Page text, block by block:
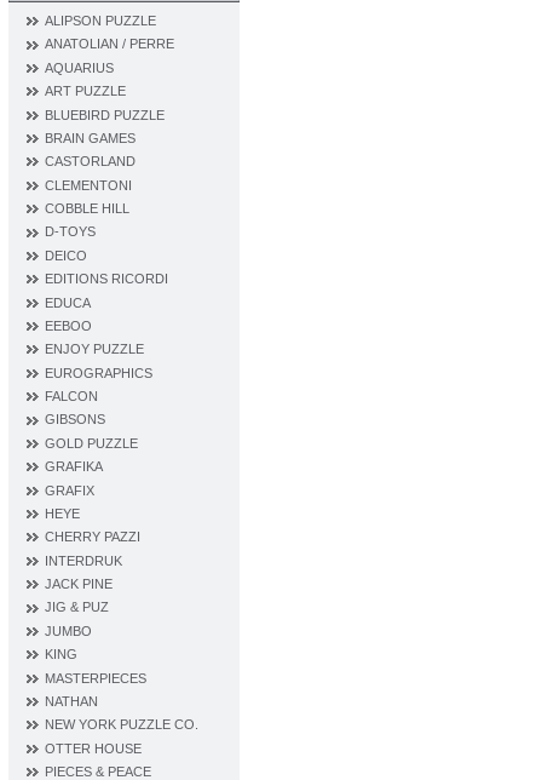
ALIPSON PUZZLE
ANATOLIAN / PERRE
AQUARIUS
ART PUZZLE
BLUEBIRD PUZZLE
BRAIN GAMES
CASTORLAND
CLEMENTONI
COBBLE HILL
D‐TOYS
DEICO
EDITIONS RICORDI
EDUCA
EEBOO
ENJOY PUZZLE
EUROGRAPHICS
FALCON
GIBSONS
GOLD PUZZLE
GRAFIKA
GRAFIX
HEYE
CHERRY PAZZI
INTERDRUK
JACK PINE
JIG & PUZ
JUMBO
KING
MASTERPIECES
NATHAN
NEW YORK PUZZLE CO.
OTTER HOUSE
PIECES & PEACE